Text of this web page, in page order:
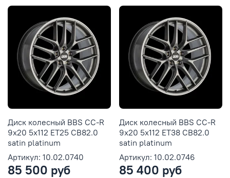
Диск колесный BBS CC-R
9x20 5x112 ET25 CB82.0
satin platinum
Артикул: 10.02.0740
85 500 руб
Диск колесный BBS CC-R
9x20 5x112 ET38 CB82.0
satin platinum
Артикул: 10.02.0746
85 400 руб